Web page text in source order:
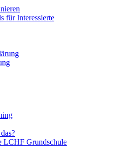
für Interessierte
LCHF Grundschule